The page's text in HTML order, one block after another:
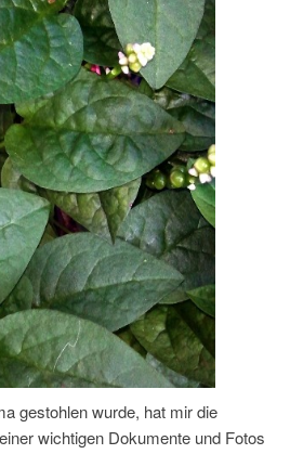
gestohlen wurde, hat mir die
wichtigen Dokumente und Fotos